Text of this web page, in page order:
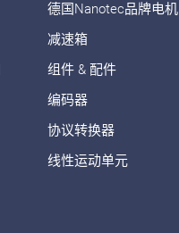
德国Nanotec品牌电机
减速箱
组件 & 配件
编码器
协议转换器
线性运动单元